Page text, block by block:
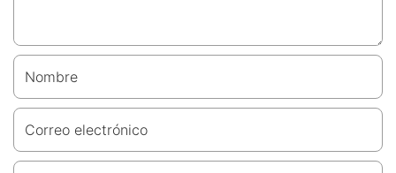
Nombre
Correo electrónico